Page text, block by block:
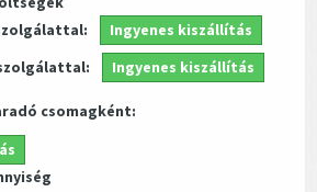
Ingyenes kiszállítás
Ingyenes kiszállítás
csomagként: